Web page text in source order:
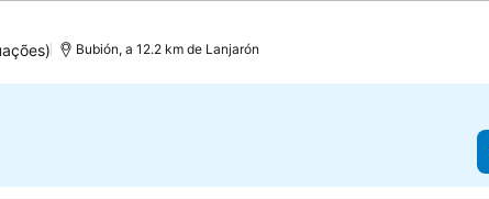
Bubión, a 12.2 km de Lanjarón